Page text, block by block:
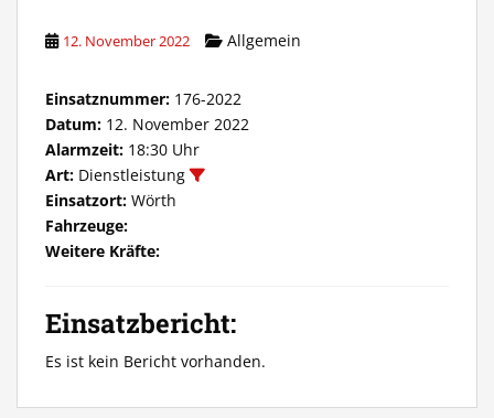
12. November 2022 Allgemein
Einsatznummer: 176-2022
Datum: 12. November 2022
Alarmzeit: 18:30 Uhr
Art: Dienstleistung
Einsatzort: Wörth
Fahrzeuge:
Weitere Kräfte:
Einsatzbericht:
Es ist kein Bericht vorhanden.